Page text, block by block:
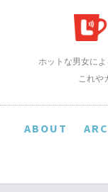
ホットな男女に
これや
ABOUT